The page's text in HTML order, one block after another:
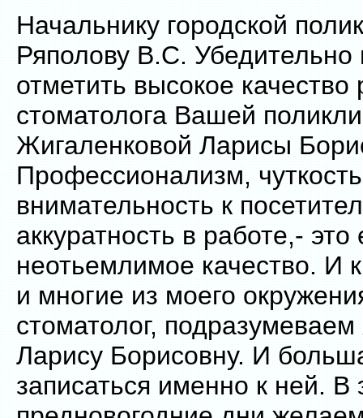
Начальнику городской
Ряполову В.С.
отметить высокое
стоматолога Вашей
Жигаленковой Ларисы
Профессионализм,
внимательность к
аккуратность в работе,- это
неотьемлимое качество. И
и многие из моего
стоматолог,
Ларису Борисовну. И
записаться именно к ней. В